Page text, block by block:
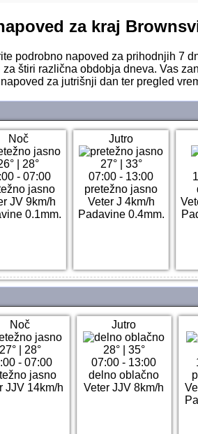
za kraj
podrobno napoved za prihodnjih 7
štiri različna obdobja dneva. Vas
za jutrišnji dan ter pregled
Noč
28°
- 07:00
jasno
JV 9km/h
0.1mm.
Jutro
27°| 33°
07:00 - 13:00
pretežno jasno
Veter J 4km/h
Padavine 0.4mm.
Noč
27°| 28°
- 07:00
jasno
JJV 14km/h
Jutro
28°| 35°
07:00 - 13:00
delno oblačno
Veter JJV 8km/h